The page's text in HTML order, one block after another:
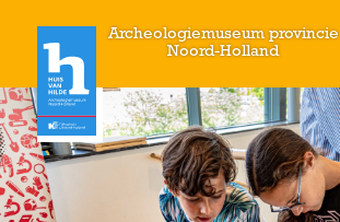
Archeologiemuseum provincie
Noord-Holland